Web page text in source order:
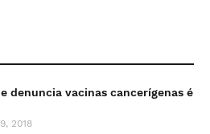
denuncia vacinas cancerígenas é
2018